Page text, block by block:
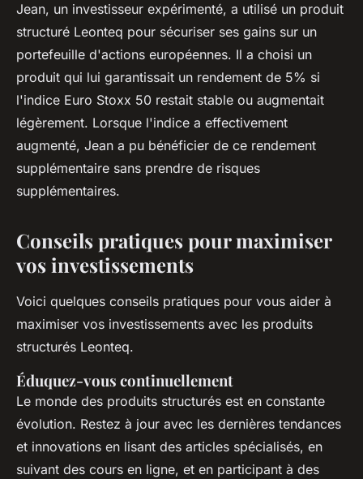
Jean, un investisseur expérimenté, a utilisé un produit
structuré Leonteq pour sécuriser ses gains sur un
portefeuille d'actions européennes. Il a choisi un
produit qui lui garantissait un rendement de 5% si
l'indice Euro Stoxx 50 restait stable ou augmentait
légèrement. Lorsque l'indice a effectivement
augmenté, Jean a pu bénéficier de ce rendement
supplémentaire sans prendre de risques
supplémentaires.
Conseils pratiques pour maximiser
vos investissements
Voici quelques conseils pratiques pour vous aider à
maximiser vos investissements avec les produits
structurés Leonteq.
Éduquez-vous continuellement
Le monde des produits structurés est en constante
évolution. Restez à jour avec les dernières tendances
et innovations en lisant des articles spécialisés, en
suivant des cours en ligne, et en participant à des